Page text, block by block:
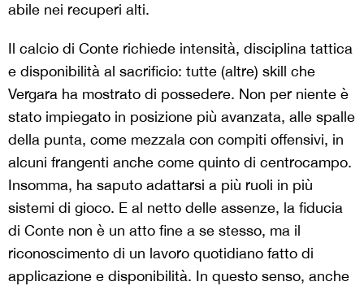
abile nei recuperi alti.
Il calcio di Conte richiede intensità, disciplina tattica
e disponibilità al sacrificio: tutte (altre) skill che
Vergara ha mostrato di possedere. Non per niente è
stato impiegato in posizione più avanzata, alle spalle
della punta, come mezzala con compiti offensivi, in
alcuni frangenti anche come quinto di centrocampo.
Insomma, ha saputo adattarsi a più ruoli in più
sistemi di gioco. E al netto delle assenze, la fiducia
di Conte non è un atto fine a se stesso, ma il
riconoscimento di un lavoro quotidiano fatto di
applicazione e disponibilità. In questo senso, anche